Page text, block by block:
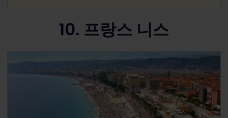
10. 프랑스 니스